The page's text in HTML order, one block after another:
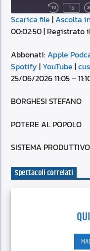
1x
SUBSCRIBE
Apple Podcasts
YouTube
SHARE
LINK
Scarica file |Ascolta
00:02:50| Registrato
Abbonati:Apple
Spotify | YouTube |
25/06/2026 11:05 –
BORGHESI STEFANO
POTERE AL POPOLO
SISTEMA
Spettacoli correlati